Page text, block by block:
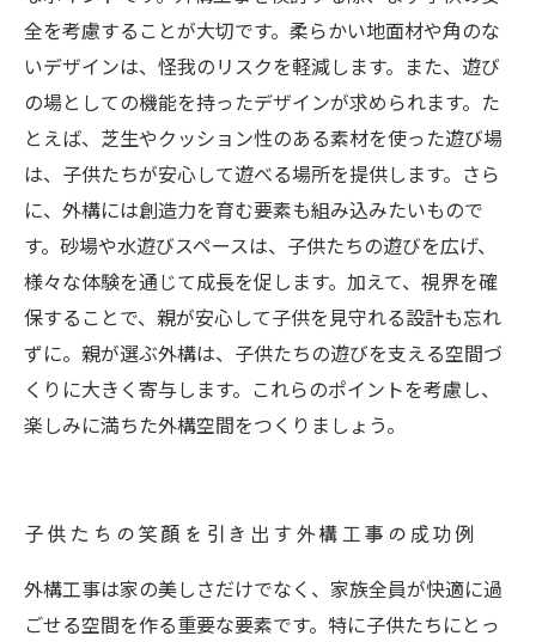
全を考慮することが大切です。柔らかい地面材や角のな
いデザインは、怪我のリスクを軽減します。また、遊び
の場としての機能を持ったデザインが求められます。た
とえば、芝生やクッション性のある素材を使った遊び場
は、子供たちが安心して遊べる場所を提供します。さら
に、外構には創造力を育む要素も組み込みたいもので
す。砂場や水遊びスペースは、子供たちの遊びを広げ、
様々な体験を通じて成長を促します。加えて、視界を確
保することで、親が安心して子供を見守れる設計も忘れ
ずに。親が選ぶ外構は、子供たちの遊びを支える空間づ
くりに大きく寄与します。これらのポイントを考慮し、
楽しみに満ちた外構空間をつくりましょう。
子供たちの笑顔を引き出す外構工事の成功例
外構工事は家の美しさだけでなく、家族全員が快適に過
ごせる空間を作る重要な要素です。特に子供たちにとっ